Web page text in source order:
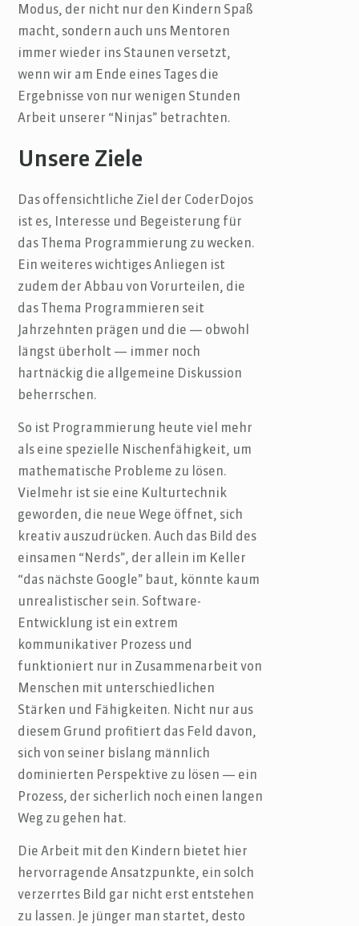
Modus, der nicht nur den Kindern Spaß
macht, sondern auch uns Mentoren
immer wieder ins Staunen versetzt,
wenn wir am Ende eines Tages die
Ergebnisse von nur wenigen Stunden
Arbeit unserer “Ninjas” betrachten.
Unsere Ziele
Das offensichtliche Ziel der CoderDojos
ist es, Interesse und Begeisterung für
das Thema Programmierung zu wecken.
Ein weiteres wichtiges Anliegen ist
zudem der Abbau von Vorurteilen, die
das Thema Programmieren seit
Jahrzehnten prägen und die — obwohl
längst überholt — immer noch
hartnäckig die allgemeine Diskussion
beherrschen.
So ist Programmierung heute viel mehr
als eine spezielle Nischenfähigkeit, um
mathematische Probleme zu lösen.
Vielmehr ist sie eine Kulturtechnik
geworden, die neue Wege öffnet, sich
kreativ auszudrücken. Auch das Bild des
einsamen “Nerds”, der allein im Keller
“das nächste Google” baut, könnte kaum
unrealistischer sein. Software-
Entwicklung ist ein extrem
kommunikativer Prozess und
funktioniert nur in Zusammenarbeit von
Menschen mit unterschiedlichen
Stärken und Fähigkeiten. Nicht nur aus
diesem Grund profitiert das Feld davon,
sich von seiner bislang männlich
dominierten Perspektive zu lösen — ein
Prozess, der sicherlich noch einen langen
Weg zu gehen hat.
Die Arbeit mit den Kindern bietet hier
hervorragende Ansatzpunkte, ein solch
verzerrtes Bild gar nicht erst entstehen
zu lassen. Je jünger man startet, desto